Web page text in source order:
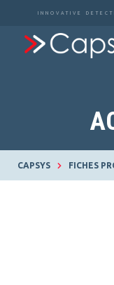
INNOVATIVE
CAPSYS FICHES